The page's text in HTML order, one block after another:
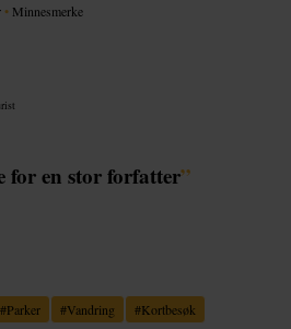
• Minnesmerke
for en stor forfatter”
#Parker #Vandring #Kortbesøk